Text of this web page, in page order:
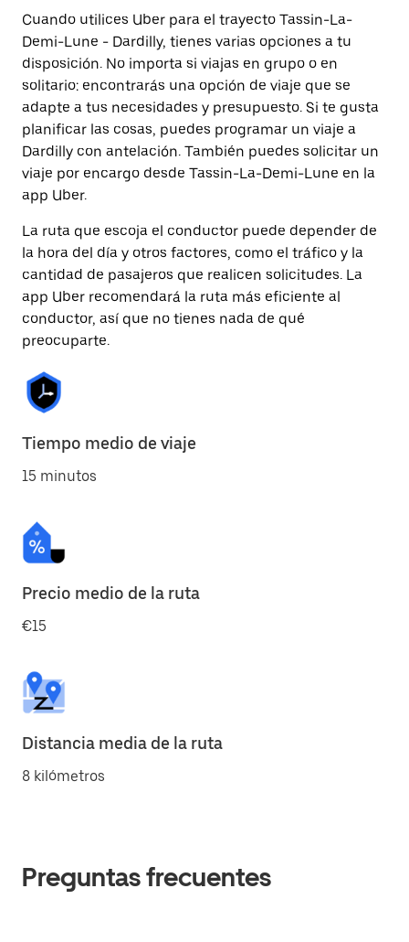
Cuando utilices Uber para el trayecto Tassin-La-
Demi-Lune - Dardilly, tienes varias opciones a tu
disposición. No importa si viajas en grupo o en
solitario: encontrarás una opción de viaje que se
adapte a tus necesidades y presupuesto. Si te gusta
planificar las cosas, puedes programar un viaje a
Dardilly con antelación. También puedes solicitar un
viaje por encargo desde Tassin-La-Demi-Lune en la
app Uber.
La ruta que escoja el conductor puede depender de
la hora del día y otros factores, como el tráfico y la
cantidad de pasajeros que realicen solicitudes. La
app Uber recomendará la ruta más eficiente al
conductor, así que no tienes nada de qué
preocuparte.
Tiempo medio de viaje
15 minutos
Precio medio de la ruta
€15
Distancia media de la ruta
8 kilómetros
Preguntas frecuentes